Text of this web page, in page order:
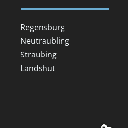
Regensburg
Neutraubling
Straubing
Landshut